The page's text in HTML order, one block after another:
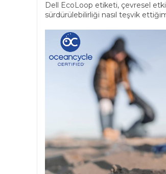
Dell EcoLoop etiketi, çevresel
sürdürülebilirliği nasıl teşvik